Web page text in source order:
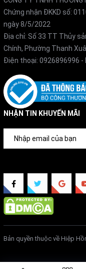
Chứng nhận ĐKKD số:
ngày 8/5/2022
Địa chỉ: Số 33 TT Thủy
Chính, Phường Thanh
Điện thoại: 0926896996 -
NHẬN TIN KHUYẾN MÃI
Bản quyền thuộc về Hiệp